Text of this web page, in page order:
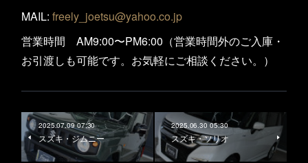
MAIL: freely_joetsu@yahoo.co.jp
営業時間 AM9:00〜PM6:00（営業時間外のご入庫・
お引渡しも可能です。お気軽にご相談ください。）
2025.07.09 07:30
スズキ・ジムニー
2025.06.30 05:30
スズキ・ソリオ